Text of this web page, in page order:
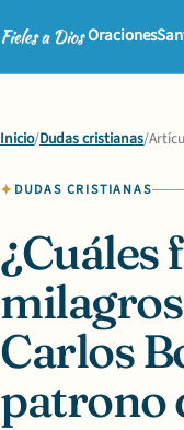
Oraciones
Inicio/Dudas cristianas/
DUDAS CRISTIANAS
¿Cuáles
Carlos
patrono